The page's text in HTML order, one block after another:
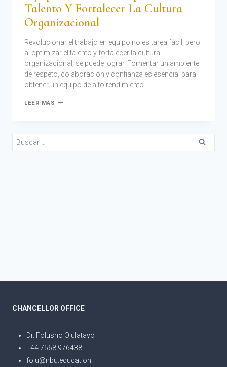
Talento Y Fortalecer La Cultura
Organizacional
Revolucionar el trabajo en equipo no es tarea fácil, pero
al optimizar el talento y fortalecer la cultura
organizacional, se puede lograr. Fomentar un ambiente
de respeto, colaboración y confianza es esencial para
obtener un equipo de alto rendimiento.
LEER MÁS
CHANCELLOR OFFICE
Dr. Folusho Ojulatayo
+44 7568 976438
folu@nbu.education